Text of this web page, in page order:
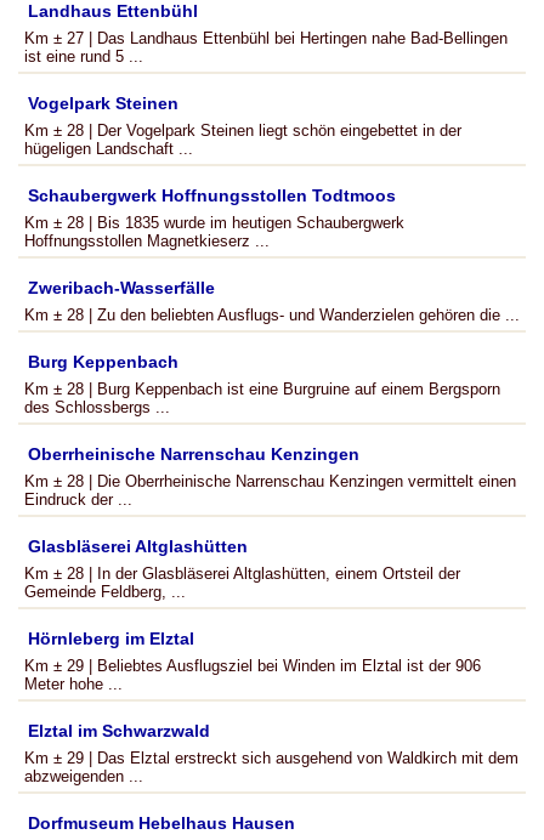
Landhaus Ettenbühl
Km ± 27 | Das Landhaus Ettenbühl bei Hertingen nahe Bad-Bellingen
ist eine rund 5 ...
Vogelpark Steinen
Km ± 28 | Der Vogelpark Steinen liegt schön eingebettet in der
hügeligen Landschaft ...
Schaubergwerk Hoffnungsstollen Todtmoos
Km ± 28 | Bis 1835 wurde im heutigen Schaubergwerk
Hoffnungsstollen Magnetkieserz ...
Zweribach-Wasserfälle
Km ± 28 | Zu den beliebten Ausflugs- und Wanderzielen gehören die ...
Burg Keppenbach
Km ± 28 | Burg Keppenbach ist eine Burgruine auf einem Bergsporn
des Schlossbergs ...
Oberrheinische Narrenschau Kenzingen
Km ± 28 | Die Oberrheinische Narrenschau Kenzingen vermittelt einen
Eindruck der ...
Glasbläserei Altglashütten
Km ± 28 | In der Glasbläserei Altglashütten, einem Ortsteil der
Gemeinde Feldberg, ...
Hörnleberg im Elztal
Km ± 29 | Beliebtes Ausflugsziel bei Winden im Elztal ist der 906
Meter hohe ...
Elztal im Schwarzwald
Km ± 29 | Das Elztal erstreckt sich ausgehend von Waldkirch mit dem
abzweigenden ...
Dorfmuseum Hebelhaus Hausen